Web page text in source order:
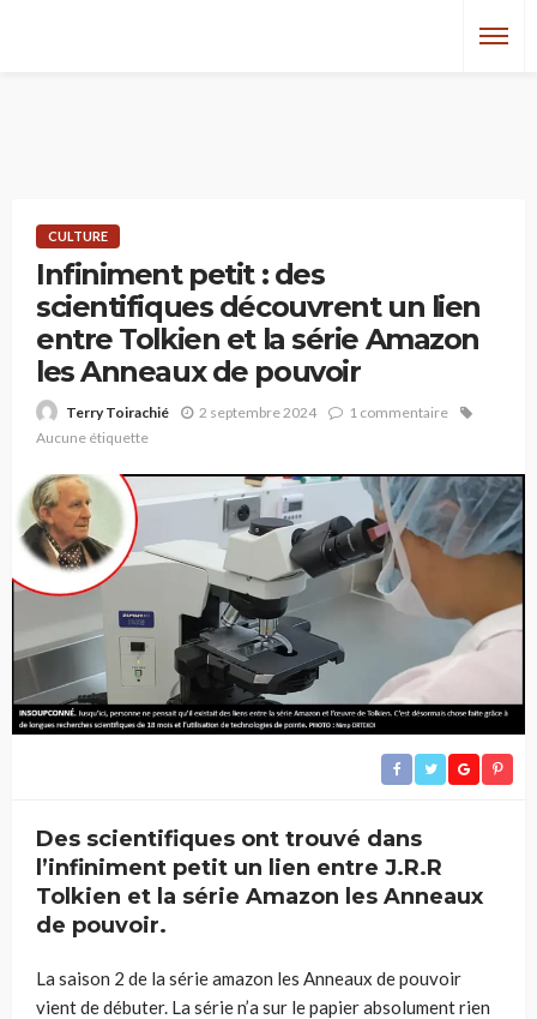
CULTURE
Infiniment petit : des
scientifiques découvrent un lien
entre Tolkien et la série Amazon
les Anneaux de pouvoir
Terry Toirachié 2 septembre 2024
1 commentaire
Aucune étiquette
Des scientifiques ont trouvé dans
l’infiniment petit un lien entre J.R.R
Tolkien et la série Amazon les Anneaux
de pouvoir.
La saison 2 de la série amazon les Anneaux de pouvoir
vient de débuter. La série n’a sur le papier absolument rien